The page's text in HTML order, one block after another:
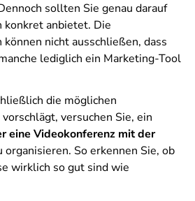
sollten Sie genau darauf
konkret anbietet. Die
nicht ausschließen, dass
lediglich ein Marketing-Tool
die möglichen
versuchen Sie, ein
eine Videokonferenz mit der
organisieren. So erkennen Sie, ob
wirklich so gut sind wie